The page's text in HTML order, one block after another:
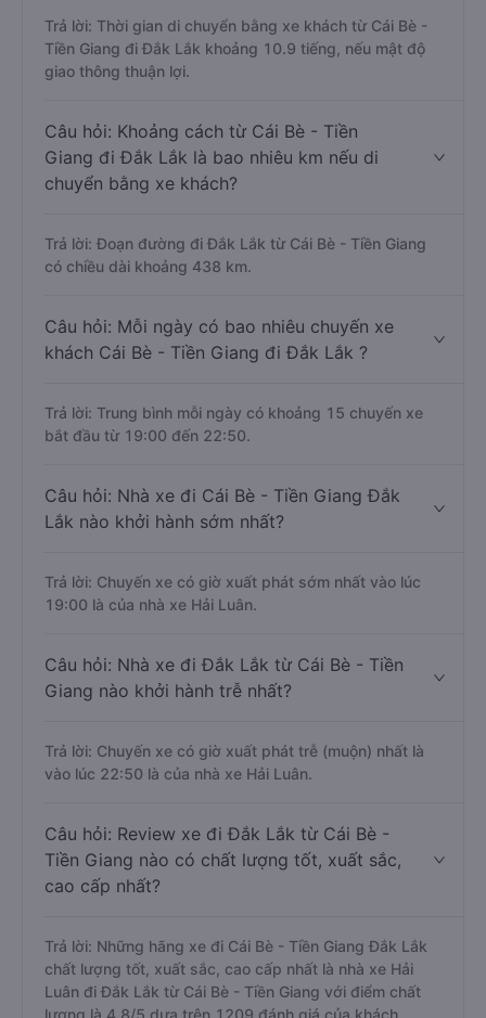
Trả lời: Thời gian di chuyển bằng xe khách từ Cái Bè -
Tiền Giang đi Đắk Lắk khoảng 10.9 tiếng, nếu mật độ
giao thông thuận lợi.
Câu hỏi: Khoảng cách từ Cái Bè - Tiền
Giang đi Đắk Lắk là bao nhiêu km nếu di
chuyển bằng xe khách?
Trả lời: Đoạn đường đi Đắk Lắk từ Cái Bè - Tiền Giang
có chiều dài khoảng 438 km.
Câu hỏi: Mỗi ngày có bao nhiêu chuyến xe
khách Cái Bè - Tiền Giang đi Đắk Lắk ?
Trả lời: Trung bình mỗi ngày có khoảng 15 chuyến xe
bắt đầu từ 19:00 đến 22:50.
Câu hỏi: Nhà xe đi Cái Bè - Tiền Giang Đắk
Lắk nào khởi hành sớm nhất?
Trả lời: Chuyến xe có giờ xuất phát sớm nhất vào lúc
19:00 là của nhà xe Hải Luân.
Câu hỏi: Nhà xe đi Đắk Lắk từ Cái Bè - Tiền
Giang nào khởi hành trễ nhất?
Trả lời: Chuyến xe có giờ xuất phát trễ (muộn) nhất là
vào lúc 22:50 là của nhà xe Hải Luân.
Câu hỏi: Review xe đi Đắk Lắk từ Cái Bè -
Tiền Giang nào có chất lượng tốt, xuất sắc,
cao cấp nhất?
Trả lời: Những hãng xe đi Cái Bè - Tiền Giang Đắk Lắk
chất lượng tốt, xuất sắc, cao cấp nhất là nhà xe Hải
Luân đi Đắk Lắk từ Cái Bè - Tiền Giang với điểm chất
lượng là 4.8/5 dựa trên 1209 đánh giá của khách